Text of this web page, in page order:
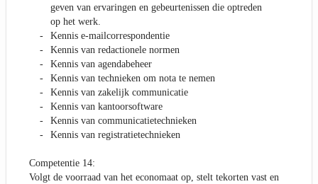
geven van ervaringen en gebeurtenissen die optreden
op het werk.
Kennis e-mailcorrespondentie
Kennis van redactionele normen
Kennis van agendabeheer
Kennis van technieken om nota te nemen
Kennis van zakelijk communicatie
Kennis van kantoorsoftware
Kennis van communicatietechnieken
Kennis van registratietechnieken
Competentie 14:
Volgt de voorraad van het economaat op, stelt tekorten vast en